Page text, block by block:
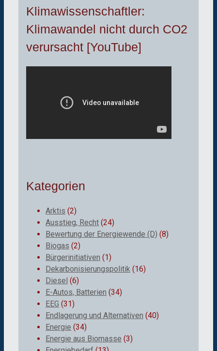
Klimawissenschaftler:
Klimawandel nicht durch CO2
verursacht [YouTube]
Kategorien
Arktis (2)
Ausstieg, Recht (24)
Bewertung der Energiewende (D) (8)
Biogas (2)
Bürgerinitiativen (1)
Dekarbonisierungspolitik (16)
Diesel (6)
E-Autos, Batterien (34)
EEG (31)
Endlagerung und Alternativen (40)
Energie (34)
Energie aus Biomasse (3)